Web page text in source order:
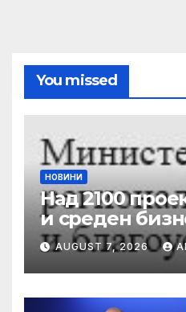
You missed
НОВИНИ
Над 2100
и среден
въглищните
състезават за
от Програма
регионите“
AUGUST 7, 2026